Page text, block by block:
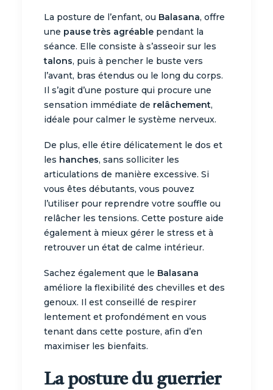
La posture de l’enfant, ou Balasana, offre
une pause très agréable pendant la
séance. Elle consiste à s’asseoir sur les
talons, puis à pencher le buste vers
l’avant, bras étendus ou le long du corps.
Il s’agit d’une posture qui procure une
sensation immédiate de relâchement,
idéale pour calmer le système nerveux.
De plus, elle étire délicatement le dos et
les hanches, sans solliciter les
articulations de manière excessive. Si
vous êtes débutants, vous pouvez
l’utiliser pour reprendre votre souffle ou
relâcher les tensions. Cette posture aide
également à mieux gérer le stress et à
retrouver un état de calme intérieur.
Sachez également que le Balasana
améliore la flexibilité des chevilles et des
genoux. Il est conseillé de respirer
lentement et profondément en vous
tenant dans cette posture, afin d’en
maximiser les bienfaits.
La posture du guerrier